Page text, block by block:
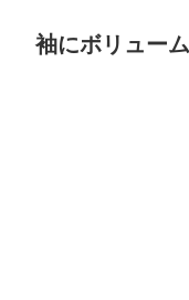
袖にボリュー